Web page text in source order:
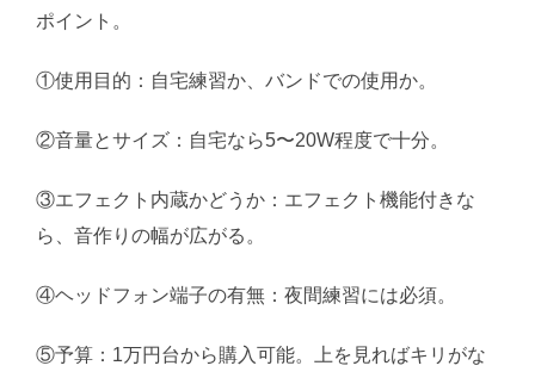
ポイント。
①使用目的：自宅練習か、バンドでの使用か。
②音量とサイズ：自宅なら5〜20W程度で十分。
③エフェクト内蔵かどうか：エフェクト機能付きな
ら、音作りの幅が広がる。
④ヘッドフォン端子の有無：夜間練習には必須。
⑤予算：1万円台から購入可能。上を見ればキリがな